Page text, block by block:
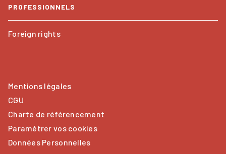
PROFESSIONNELS
Foreign rights
Mentions légales
CGU
Charte de référencement
Paramétrer vos cookies
Données Personnelles